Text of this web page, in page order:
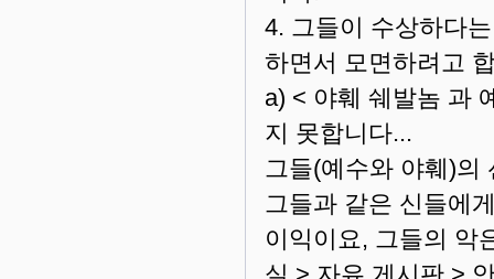
4. 그들이 수상하다
하면서 모면하려고
a) < 야훼 쉐발놈 과
지 못합니다...
그들(예수와 야훼)의
그들과 같은 신들에
이익이요, 그들의 악